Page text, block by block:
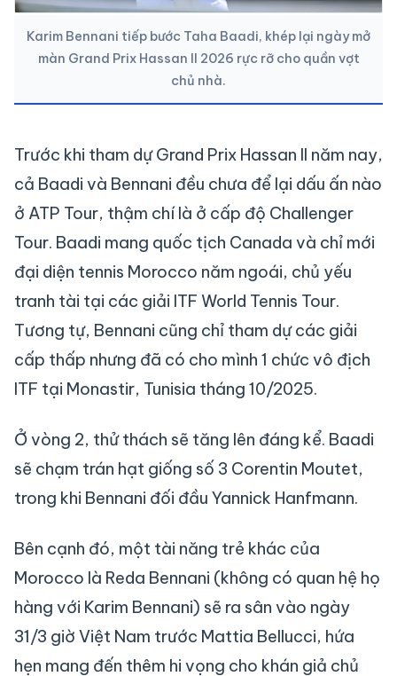
Karim Bennani tiếp bước Taha Baadi, khép lại ngày mở
màn Grand Prix Hassan II 2026 rực rỡ cho quần vợt
chủ nhà.
Trước khi tham dự Grand Prix Hassan II năm nay,
cả Baadi và Bennani đều chưa để lại dấu ấn nào
ở ATP Tour, thậm chí là ở cấp độ Challenger
Tour. Baadi mang quốc tịch Canada và chỉ mới
đại diện tennis Morocco năm ngoái, chủ yếu
tranh tài tại các giải ITF World Tennis Tour.
Tương tự, Bennani cũng chỉ tham dự các giải
cấp thấp nhưng đã có cho mình 1 chức vô địch
ITF tại Monastir, Tunisia tháng 10/2025.
Ở vòng 2, thử thách sẽ tăng lên đáng kể. Baadi
sẽ chạm trán hạt giống số 3 Corentin Moutet,
trong khi Bennani đối đầu Yannick Hanfmann.
Bên cạnh đó, một tài năng trẻ khác của
Morocco là Reda Bennani (không có quan hệ họ
hàng với Karim Bennani) sẽ ra sân vào ngày
31/3 giờ Việt Nam trước Mattia Bellucci, hứa
hẹn mang đến thêm hi vọng cho khán giả chủ